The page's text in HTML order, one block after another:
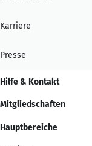
Karriere
Presse
Hilfe & Kontakt
Mitgliedschaften
Hauptbereiche